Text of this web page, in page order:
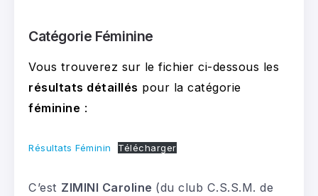
Catégorie Féminine
Vous trouverez sur le fichier ci-dessous les
résultats détaillés pour la catégorie
féminine :
Résultats Féminin Télécharger
C’est ZIMINI Caroline (du club C.S.S.M. de